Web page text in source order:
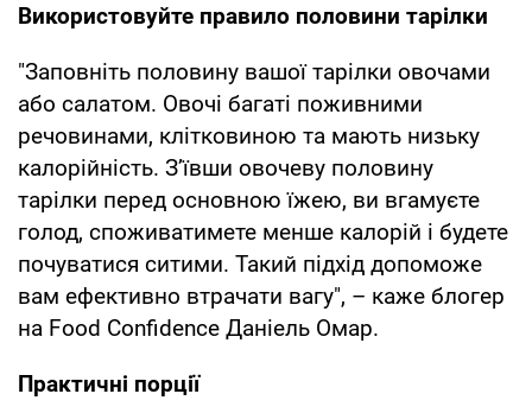
Використовуйте правило половини тарілки
"Заповніть половину вашої тарілки овочами
або салатом. Овочі багаті поживними
речовинами, клітковиною та мають низьку
калорійність. З’ївши овочеву половину
тарілки перед основною їжею, ви вгамуєте
голод, споживатимете менше калорій і будете
почуватися ситими. Такий підхід допоможе
вам ефективно втрачати вагу", – каже блогер
на Food Confidence Даніель Омар.
Практичні порції